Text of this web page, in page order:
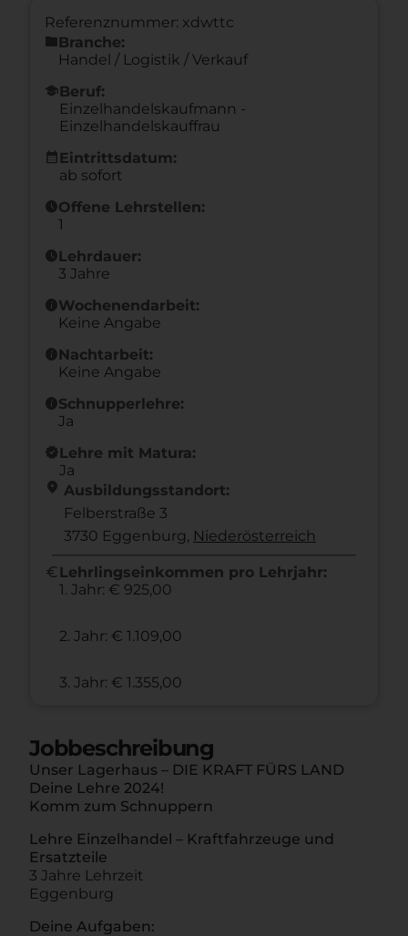
Referenznummer: xdwttc
folderBranche:
Handel / Logistik / Verkauf
schoolBeruf:
Einzelhandelskaufmann -
Einzelhandelskauffrau
calendar_month Eintrittsdatum:
ab sofort
scheduleOffene Lehrstellen:
1
scheduleLehrdauer:
3 Jahre
infoWochenendarbeit:
Keine Angabe
infoNachtarbeit:
Keine Angabe
infoSchnupperlehre:
Ja
new_releasesLehre mit Matura:
Ja
location_on Ausbildungsstandort:
Felberstraße 3
3730 Eggenburg, Nieder­österreich
euro Lehrlingseinkommen pro Lehrjahr:
1. Jahr: € 925,00
2. Jahr: € 1.109,00
3. Jahr: € 1.355,00
Jobbeschreibung
Unser Lagerhaus – DIE KRAFT FÜRS LAND
Deine Lehre 2024!
Komm zum Schnuppern
Lehre Einzelhandel – Kraftfahrzeuge und
Ersatzteile
3 Jahre Lehrzeit
Eggenburg
Deine Aufgaben: